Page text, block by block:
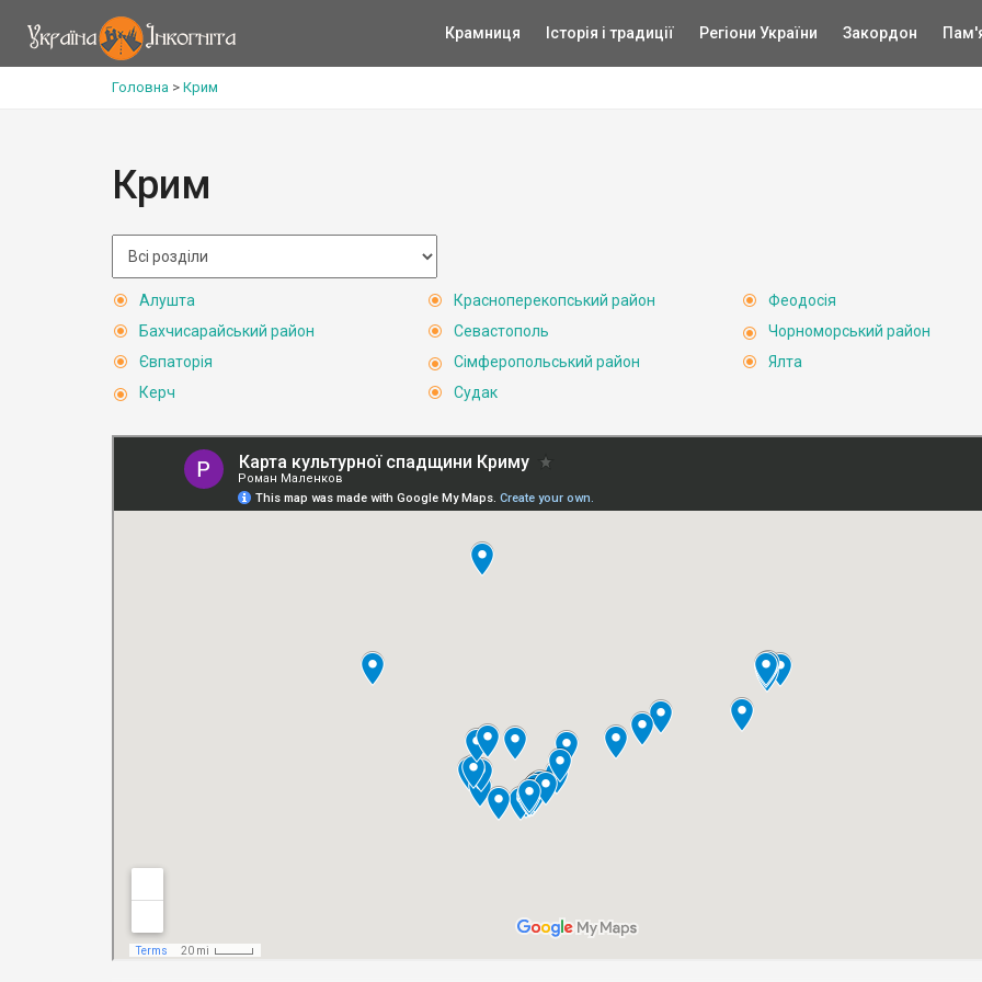
Крамниця Історія і традиції Регіони України Закордон
Головна > Крим
Крим
Алушта
Бахчисарайський район
Євпаторія
Керч
Красноперекопський район
Севастополь
Сімферопольський район
Судак
Феодосія
Чорноморський район
Ялта